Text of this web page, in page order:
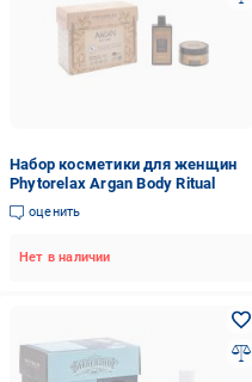
Набор косметики для женщин
Phytorelax Argan Body Ritual
оценить
Нет в наличии